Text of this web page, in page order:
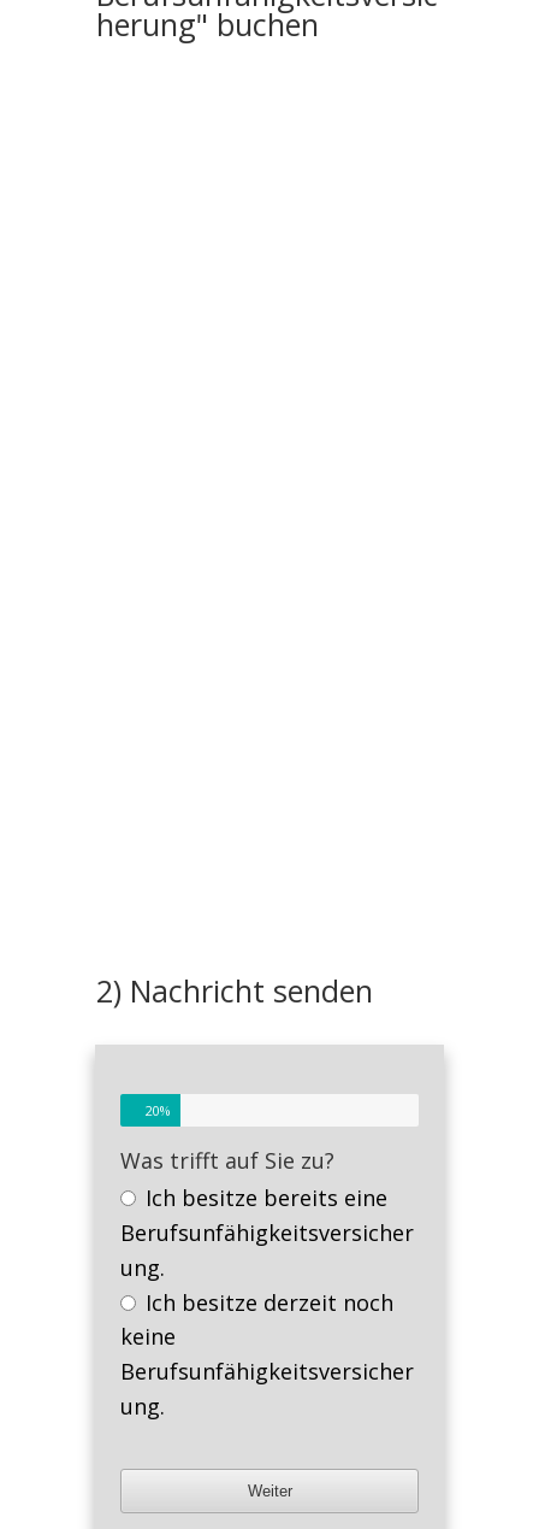
herung" buchen
2) Nachricht senden
20%
Was trifft auf Sie zu?
Ich besitze bereits eine
Berufsunfähigkeitsversicher
ung.
Ich besitze derzeit noch
keine
Berufsunfähigkeitsversicher
ung.
Weiter